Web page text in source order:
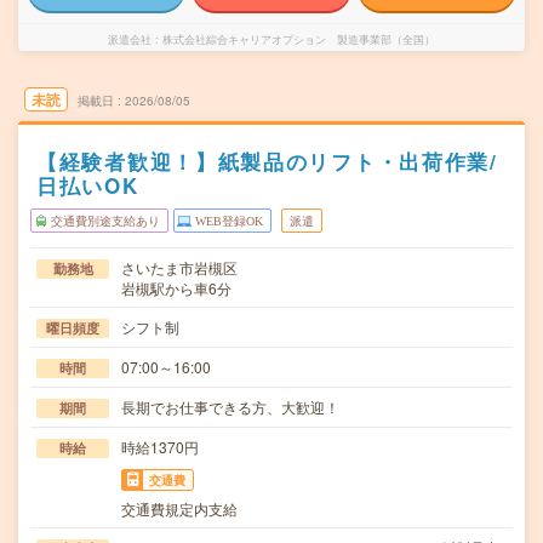
派遣会社 株式会社綜合キャリアオプション 製造事業部（全国）
未読 掲載日 2026/08/05
【経験者歓迎！】紙製品のリフト・出荷作業/
日払いOK
交通費別途支給あり WEB登録OK 派遣
勤務地
さいたま市岩槻区
岩槻駅から車6分
曜日頻度 シフト制
時間 07:00～16:00
期間 長期でお仕事できる方、大歓迎！
時給 時給1370円
交通費
交通費規定内支給